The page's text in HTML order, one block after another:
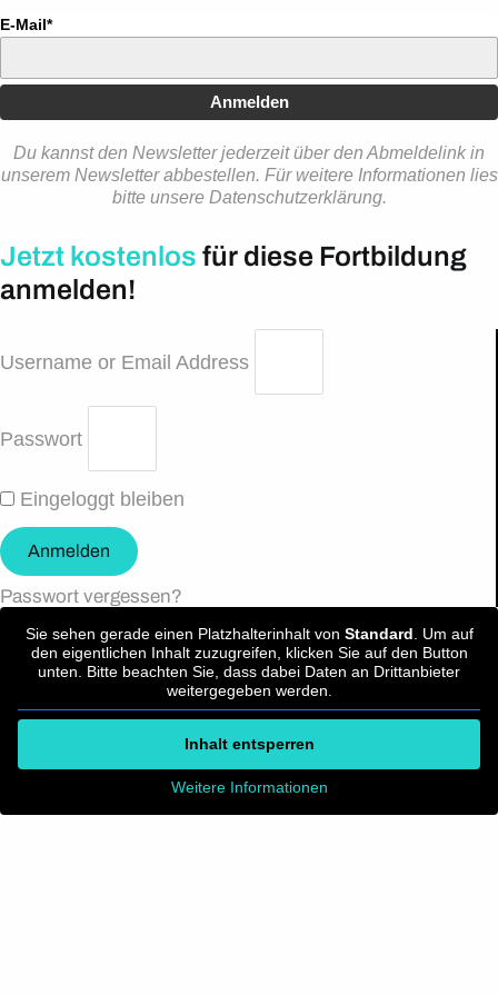
E-Mail*
Anmelden
Du kannst den Newsletter jederzeit über den Abmeldelink in
unserem Newsletter abbestellen. Für weitere Informationen lies
bitte unsere Datenschutzerklärung.
Jetzt kostenlos für diese Fortbildung
anmelden!
Username or Email Address
Passwort
Eingeloggt bleiben
Anmelden
Passwort vergessen?
Sie sehen gerade einen Platzhalterinhalt von Standard. Um auf
den eigentlichen Inhalt zuzugreifen, klicken Sie auf den Button
unten. Bitte beachten Sie, dass dabei Daten an Drittanbieter
weitergegeben werden.
Inhalt entsperren
Weitere Informationen